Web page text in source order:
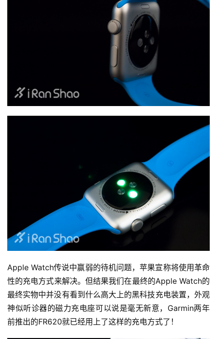
Apple Watch传说中赢弱的待机问题，苹果宣称将使用革命
性的充电方式来解决。但结果我们在最终的Apple Watch的
最终实物中并没有看到什么高大上的黑科技充电装置，外观
神似听诊器的磁力充电座可以说是毫无新意，Garmin两年
前推出的FR620就已经用上了这样的充电方式了！